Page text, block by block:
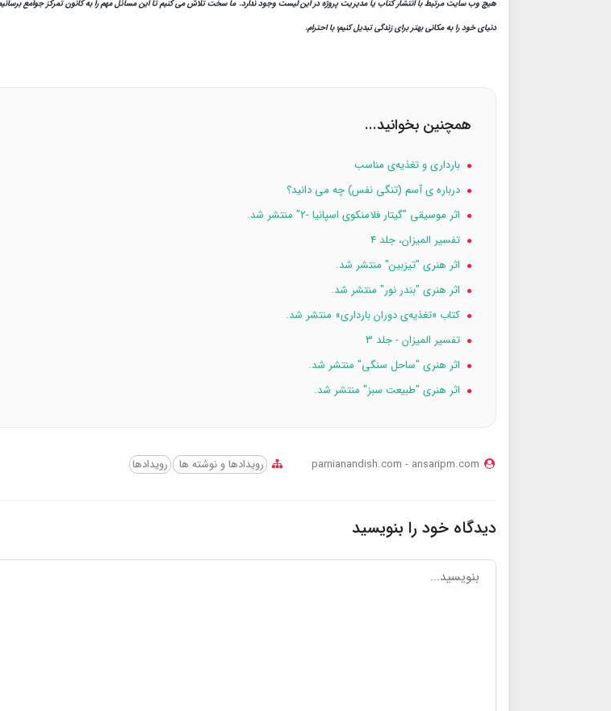
هیچ وب سایت مرتبط با انتشار کتاب یا مدیریت پروژه در این لیست وجود ندارد. ما سخت تلاش می کنیم تا این مسائل مهم را به کانون تمرکز جوامع برسانیم.
دنیای خود را به مکانی بهتر برای زندگی تبدیل کنیم؛ با احترام.
همچنین بخوانید...
بارداری و تغذیه‌ی مناسب
درباره ی آسم (تنگی نفس) چه می دانید؟
اثر موسیقی "گیتار فلامنکوی اسپانیا -2" منتشر شد.
تفسیر المیزان، جلد 4
اثر هنری "تیز‌بین" منتشر شد.
اثر هنری "بندر نور" منتشر شد.
کتاب «تغذیه‌ی دوران بارداری» منتشر شد.
تفسیر المیزان - جلد 3
اثر هنری "ساحل سنگی" منتشر شد.
اثر هنری "طبیعت سبز" منتشر شد.
parnianandish.com - ansaripm.com رویدادها و نوشته‌ ها رویدادها
دیدگاه خود را بنویسید